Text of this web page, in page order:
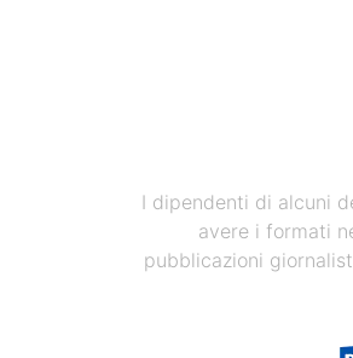
I dipendenti di alcuni
avere i formati
pubblicazioni